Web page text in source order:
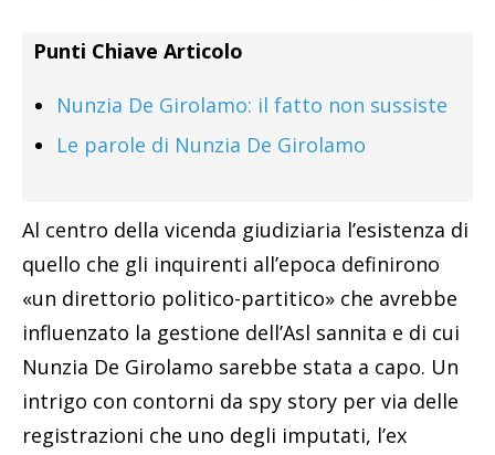
Punti Chiave Articolo
Nunzia De Girolamo: il fatto non sussiste
Le parole di Nunzia De Girolamo
Al centro della vicenda giudiziaria l’esistenza di
quello che gli inquirenti all’epoca definirono
«un direttorio politico-partitico» che avrebbe
influenzato la gestione dell’Asl sannita e di cui
Nunzia De Girolamo sarebbe stata a capo. Un
intrigo con contorni da spy story per via delle
registrazioni che uno degli imputati, l’ex